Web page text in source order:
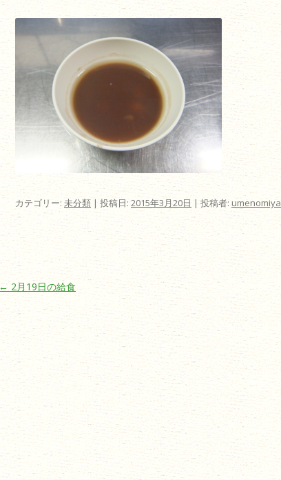
カテゴリー: 未分類 | 投稿日:2015年3月20日 |投稿者: umenomiya
投稿ナビゲーション
←2月19日の給食